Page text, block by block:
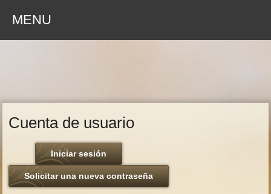
MENU
Cuenta de usuario
Iniciar sesión
Solicitar una nueva contraseña